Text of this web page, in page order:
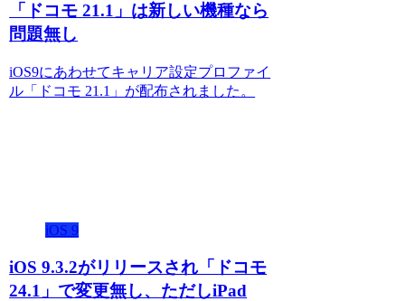
「ドコモ 21.1」は新しい機種なら
問題無し
iOS9にあわせてキャリア設定プロファイ
ル「ドコモ 21.1」が配布されました。
iOS 9
iOS 9.3.2がリリースされ「ドコモ
24.1」で変更無し、ただしiPad